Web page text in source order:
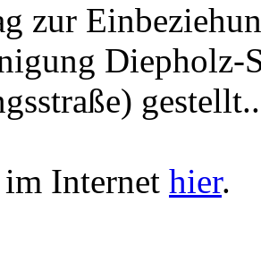
zur
Diepholz-
Internet hier.